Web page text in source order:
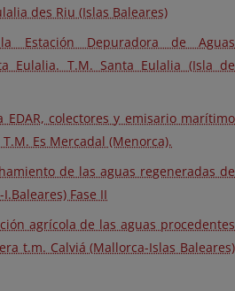
des Riu (Islas Baleares)
Estación Depuradora de Aguas
Eulalia. T.M. Santa Eulalia (Isla de
EDAR, colectores y emisario marítimo
Es Mercadal (Menorca).
de las aguas regeneradas de
Fase II
agrícola de las aguas procedentes
t.m. Calviá (Mallorca-Islas Baleares)